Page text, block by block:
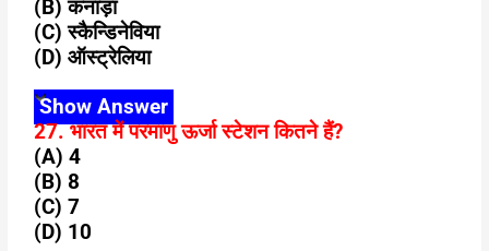
(B) कनाड़ा
(C) स्कैन्डिनेविया
(D) ऑस्ट्रेलिया
Show Answer
27. भारत में परमाणु ऊर्जा स्टेशन कितने हैं?
(A) 4
(B) 8
(C) 7
(D) 10